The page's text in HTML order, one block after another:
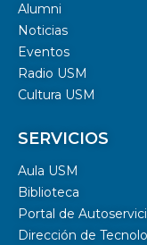
Alumni
Noticias
Eventos
Radio USM
Cultura USM
SERVICIOS
Aula USM
Biblioteca
Portal de
Dirección de